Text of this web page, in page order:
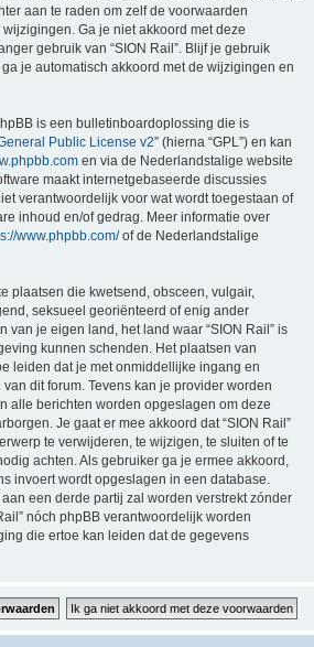
aan te raden om zelf de voorwaarden
Ga je niet akkoord met deze
gebruik van “SION Rail”. Blijf je gebruik
ga je automatisch akkoord met de wijzigingen en
is een bulletinboardoplossing die is
Public License v2” (hierna “GPL”) en kan
en via de Nederlandstalige website
maakt internetgebaseerde discussies
verantwoordelijk voor wat wordt toegestaan of
inhoud en/of gedrag. Meer informatie over
www.phpbb.com/of de Nederlandstalige
plaatsen die kwetsend, obsceen, vulgair,
seksueel georiënteerd of enig ander
van je eigen land, het land waar “SION Rail” is
kunnen schenden. Het plaatsen van
leiden dat je met onmiddellijke ingang en
dit forum. Tevens kan je provider worden
alle berichten worden opgeslagen om deze
Je gaat er mee akkoord dat “SION Rail”
te verwijderen, te wijzigen, te sluiten of te
achten. Als gebruiker ga je ermee akkoord,
invoert wordt opgeslagen in een database.
een derde partij zal worden verstrekt zónder
nóch phpBB verantwoordelijk worden
die ertoe kan leiden dat de gegevens